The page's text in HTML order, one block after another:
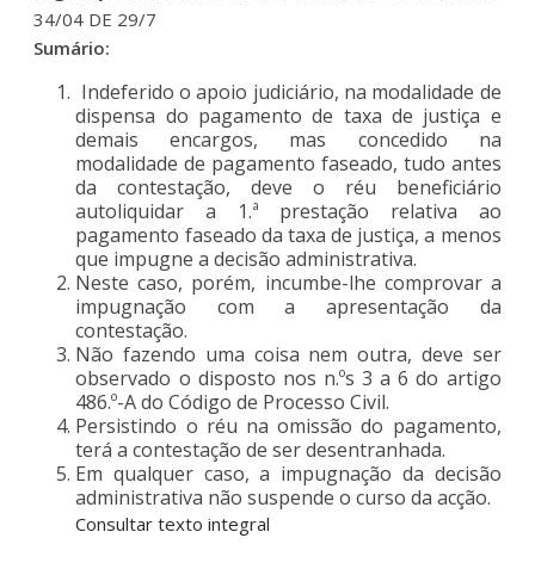
34/04 DE 29/7
Sumário:
Indeferido o apoio judiciário, na modalidade de
dispensa do pagamento de taxa de justiça e
demais encargos, mas concedido na
modalidade de pagamento faseado, tudo antes
da contestação, deve o réu beneficiário
autoliquidar a 1.ª prestação relativa ao
pagamento faseado da taxa de justiça, a menos
que impugne a decisão administrativa.
Neste caso, porém, incumbe-lhe comprovar a
impugnação com a apresentação da
contestação.
Não fazendo uma coisa nem outra, deve ser
observado o disposto nos n.ºs 3 a 6 do artigo
486.º-A do Código de Processo Civil.
Persistindo o réu na omissão do pagamento,
terá a contestação de ser desentranhada.
Em qualquer caso, a impugnação da decisão
administrativa não suspende o curso da acção.
Consultar texto integral